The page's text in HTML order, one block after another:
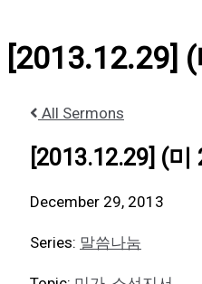
[2013.12.29]
All Sermons
[2013.12.29] (
December 29, 2013
Series: 말씀나눔